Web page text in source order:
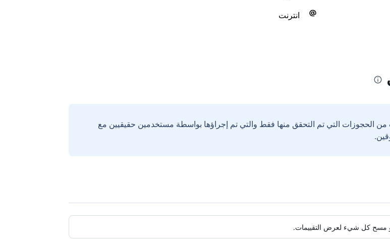
انترنت
الحجوزات التي تم التحقق منها فقط والتي تم إجراؤها بواسطة مستخدمين حقيقيين مع
أو مسح كل شيء لعرض التقييمات.